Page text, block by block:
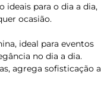
ideais para o dia a dia,
ocasião.
ideal para eventos
no dia a dia.
agrega sofisticação a